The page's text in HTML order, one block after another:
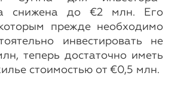
снижена до €2 млн. Его
прежде необходимо
инвестировать не
теперь достаточно иметь
стоимостью от €0,5 млн.